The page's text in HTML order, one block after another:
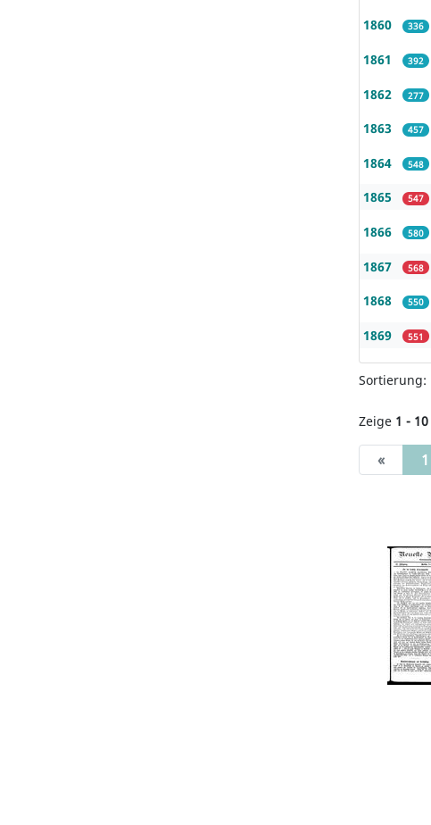
1860 336
1861 392
1862 277
1863 457
1864 548
1865 547
1866 580
1867 568
1868 550
1869 551
Sortierung:
Zeige 1 - 10
« 1